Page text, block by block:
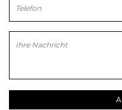
Bitte lasse dieses Feld leer.